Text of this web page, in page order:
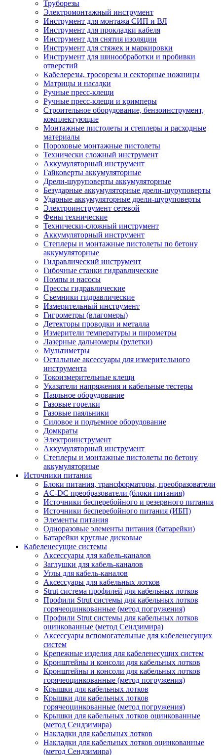
Труборезы
Электромонтажный инструмент
Инструмент для монтажа СИП и ВЛ
Инструмент для прокладки кабеля
Инструмент для снятия изоляции
Инструмент для стяжек и маркировки
Инструмент для шинообработки и пробивки
отверстий
Кабелерезы, тросорезы и секторные ножницы
Матрицы и насадки
Ручные пресс-клещи
Ручные пресс-клещи и кримперы
Строительное оборудование, бензоинструмент,
комплектующие
Монтажные пистолеты и степлеры и расходные
материалы
Пороховые монтажные пистолеты
Технически сложный инструмент
Аккумуляторный инструмент
Гайковерты аккумуляторные
Дрели-шуруповерты аккумуляторные
Безударные аккумуляторные дрели-шуруповерты
Ударные аккумуляторные дрели-шуруповерты
Электроинструмент сетевой
Фены технические
Технически-сложный инструмент
Аккумуляторный инструмент
Степлеры и монтажные пистолеты по бетону
аккумуляторные
Гидравлический инструмент
Гибочные станки гидравлические
Помпы и насосы
Прессы гидравлические
Съемники гидравлические
Измерительный инструмент
Гигрометры (влагомеры)
Детекторы проводки и металла
Измерители температуры и пирометры
Лазерные дальномеры (рулетки)
Мультиметры
Остальные аксессуары для измерительного
инструмента
Токоизмерительные клещи
Указатели напряжения и кабельные тестеры
Паяльное оборудование
Газовые горелки
Газовые паяльники
Силовое и подъемное оборудование
Домкраты
Электроинструмент
Аккумуляторный инструмент
Степлеры и монтажные пистолеты по бетону
аккумуляторные
Источники питания
Блоки питания, трансформаторы, преобразователи
AC-DC преобразователи (блоки питания)
Источники бесперебойного и резервного питания
Источники бесперебойного питания (ИБП)
Элементы питания
Одноразовые элементы питания (батарейки)
Батарейки круглые дисковые
Кабеленесущие системы
Аксессуары для кабель-каналов
Заглушки для кабель-каналов
Углы для кабель-каналов
Аксессуары для кабельных лотков
Strut система профилей для кабельных лотков
Профили Strut системы для кабельных лотков
горячеоцинкованные (метод погружения)
Профили Strut системы для кабельных лотков
оцинкованные (метод Сендзимира)
Аксессуары вспомогательные для кабеленесущих
систем
Крепежные изделия для кабеленесущих систем
Кронштейны и консоли для кабельных лотков
Кронштейны и консоли для кабельных лотков
горячеоцинкованные (метод погружения)
Крышки для кабельных лотков
Крышки для кабельных лотков
горячеоцинкованные (метод погружения)
Крышки для кабельных лотков оцинкованные
(метод Сендзимира)
Накладки для кабельных лотков
Накладки для кабельных лотков оцинкованные
(метод Сендзимира)